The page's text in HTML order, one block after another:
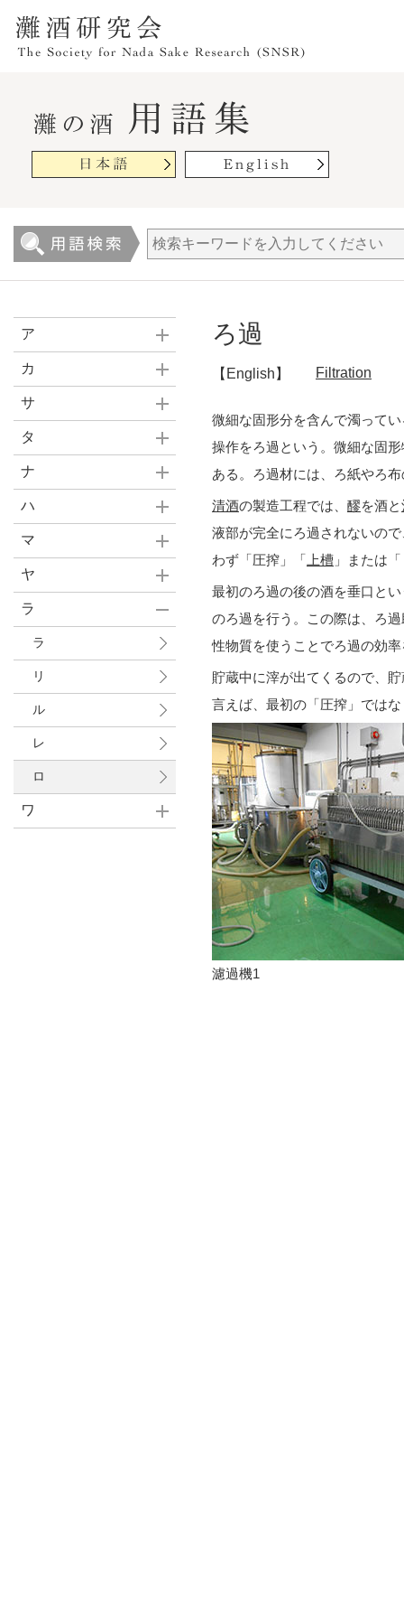
ろ過
【English】 Filtration
微細な固形分を含んで濁って
操作をろ過という。微細な固
ある。ろ過材には、ろ紙やろ
清酒の製造工程では、 醪を酒と
液部が完全にろ過されないの
わず「圧搾」「 上槽 」または
最初のろ過の後の酒を垂口と
のろ過を行う。この際は、ろ
性物質を使うことでろ過の効
貯蔵中に滓が出てくるので、
言えば、最初の「圧搾」では
濾過機1
ア
カ
サ
タ
ナ
ハ
マ
ヤ
ラ
ラ
リ
ル
レ
ロ
ワ